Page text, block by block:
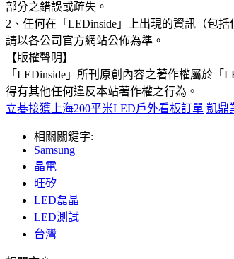
部分之錯誤或疏失。
2、任何在「LEDinside」上出現的資訊（包
請以各公司官方網站公佈為準。
【版權聲明】
「LEDinside」所刊原創內容之著作權屬於
得有其他任何違反本站著作權之行為。
立碁接獲上海200平米LED戶外看板訂單 凱鼎
相關關鍵字:
Samsung
晶電
旺矽
LED磊晶
LED測試
台灣